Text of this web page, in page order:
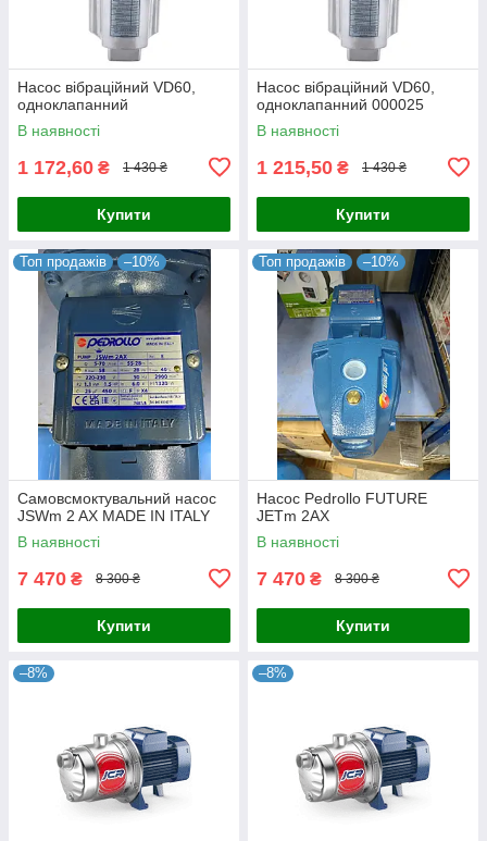
Насос вібраційний VD60,
одноклапанний
В наявності
1 172,60 ₴ 1 430 ₴
Купити
Насос вібраційний VD60,
одноклапанний 000025
В наявності
1 215,50 ₴ 1 430 ₴
Купити
Топ продажів –10%
Самовсмоктувальний насос
JSWm 2 AX MADE IN ITALY
В наявності
7 470 ₴ 8 300 ₴
Купити
Топ продажів –10%
Насос Pedrollo FUTURE
JETm 2AX
В наявності
7 470 ₴ 8 300 ₴
Купити
–8% –8%